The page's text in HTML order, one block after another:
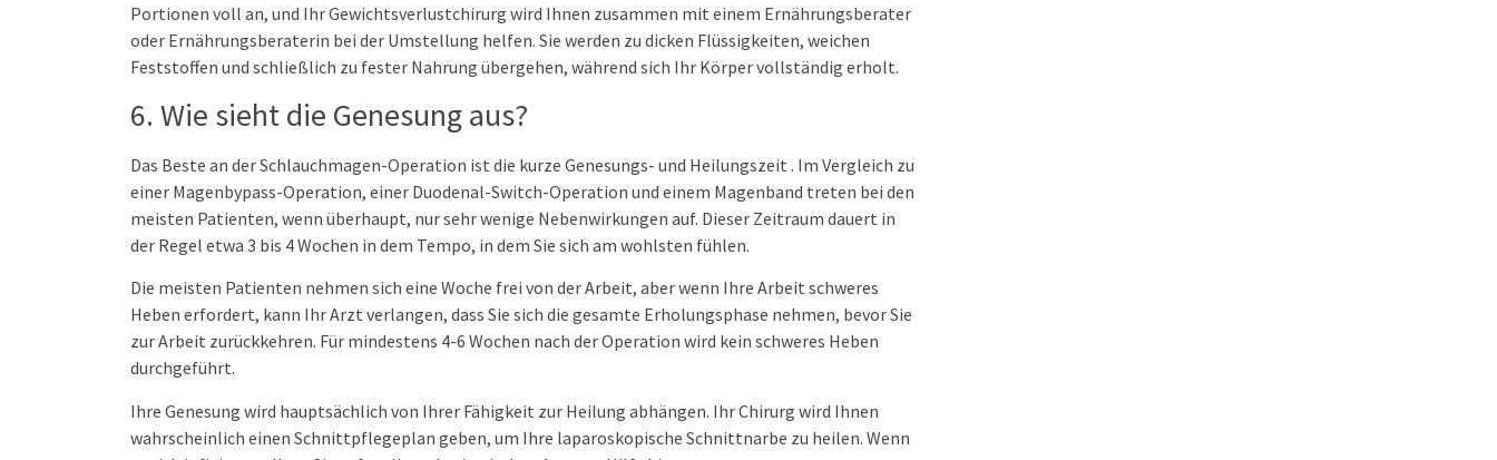
Portionen voll an, und Ihr Gewichtsverlustchirurg wird Ihnen zusammen mit einem Ernährungsberater
oder Ernährungsberaterin bei der Umstellung helfen. Sie werden zu dicken Flüssigkeiten, weichen
Feststoffen und schließlich zu fester Nahrung übergehen, während sich Ihr Körper vollständig erholt.
6. Wie sieht die Genesung aus?
Das Beste an der Schlauchmagen-Operation ist die kurze Genesungs- und Heilungszeit . Im Vergleich zu
einer Magenbypass-Operation, einer Duodenal-Switch-Operation und einem Magenband treten bei den
meisten Patienten, wenn überhaupt, nur sehr wenige Nebenwirkungen auf. Dieser Zeitraum dauert in
der Regel etwa 3 bis 4 Wochen in dem Tempo, in dem Sie sich am wohlsten fühlen.
Die meisten Patienten nehmen sich eine Woche frei von der Arbeit, aber wenn Ihre Arbeit schweres
Heben erfordert, kann Ihr Arzt verlangen, dass Sie sich die gesamte Erholungsphase nehmen, bevor Sie
zur Arbeit zurückkehren. Für mindestens 4-6 Wochen nach der Operation wird kein schweres Heben
durchgeführt.
Ihre Genesung wird hauptsächlich von Ihrer Fähigkeit zur Heilung abhängen. Ihr Chirurg wird Ihnen
wahrscheinlich einen Schnittpflegeplan geben, um Ihre laparoskopische Schnittnarbe zu heilen. Wenn